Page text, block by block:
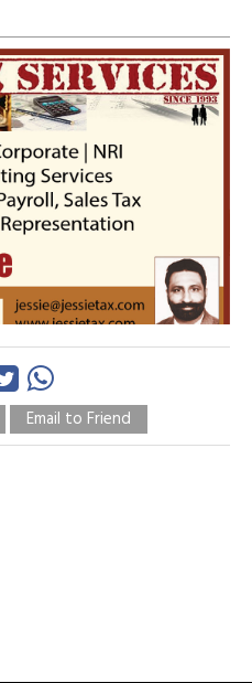
Email to Friend